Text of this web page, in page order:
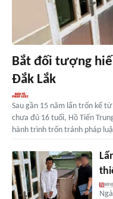
Bắt đối tượng
Đắk Lắk
Sau gần 15 năm lẩn trốn kể
chưa đủ 16 tuổi, Hồ Tiến
hành trình trốn tránh pháp